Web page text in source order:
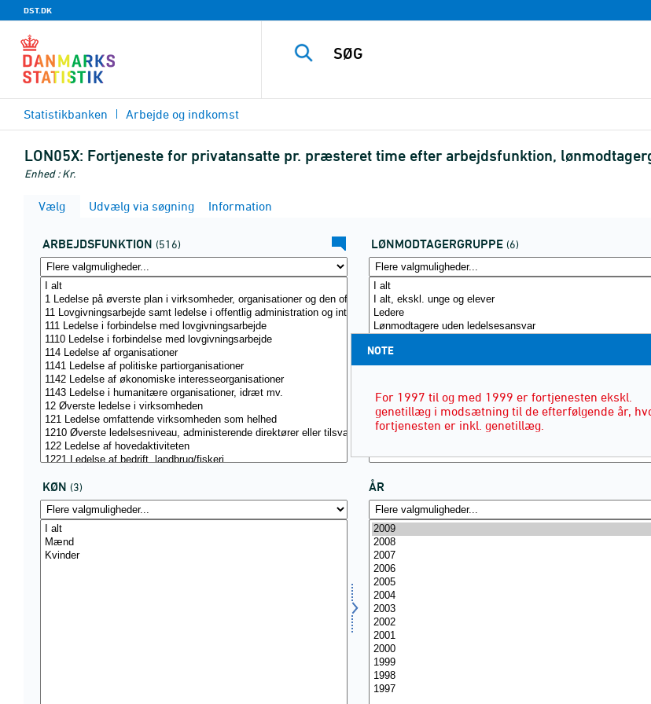
DST.DK
Statistikbanken Arbejde og indkomst
LON05X: Fortjeneste for privatansatte pr. præsteret time efter arbejdsfunktion,
Enhed : Kr.
Vælg Udvælg via søgning Information
ARBEJDSFUNKTION (516) LØNMODTAGERGRUPPE (6)
KØN (3) ÅR
NOTE
For 1997 til og med 1999 er fortjenesten ekskl.
genetillæg i modsætning til de efterfølgende år,
fortjenesten er inkl. genetillæg.